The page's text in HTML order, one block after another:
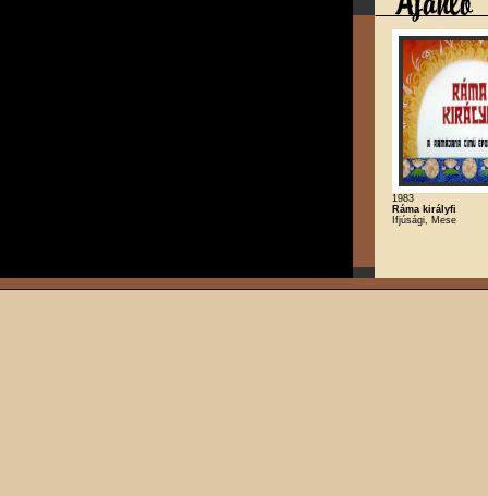
1983
Ráma királyfi
Ifjúsági, Mese